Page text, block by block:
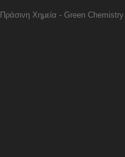
Πράσινη Χημεία - Green Chemistry